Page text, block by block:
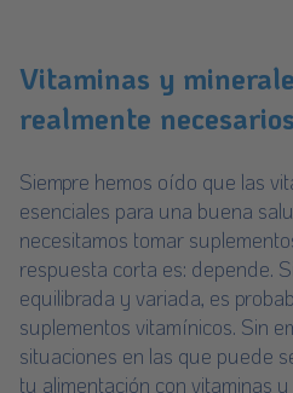
Vitaminas y
realmente
Siempre hemos oído que las
esenciales para una buena
necesitamos tomar
respuesta corta es: depende.
equilibrada y variada, es
suplementos vitamínicos. Sin
situaciones en las que puede
tu alimentación con vitaminas